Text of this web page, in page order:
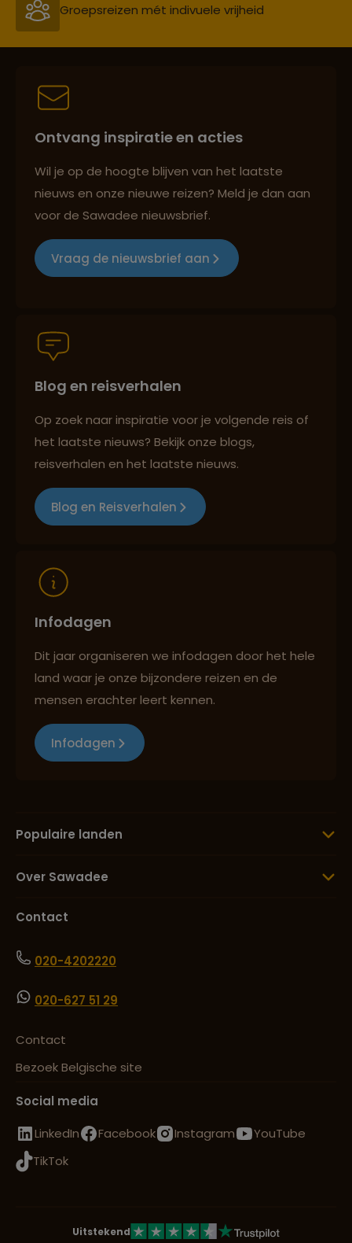
Persoonlijk en deskundig reisadvies
Best beoordeelde reisroutes
Groepsreizen mét indivuele vrijheid
Best beoordeelde reisroutes
Reizen met oog voor mens, cultuur en milieu
Ontvang inspiratie en acties
Wil je op de hoogte blijven van het laatste
nieuws en onze nieuwe reizen? Meld je dan aan
voor de Sawadee nieuwsbrief.
Vraag de nieuwsbrief aan
Blog en reisverhalen
Op zoek naar inspiratie voor je volgende reis of
het laatste nieuws? Bekijk onze blogs,
reisverhalen en het laatste nieuws.
Blog en Reisverhalen
Infodagen
Dit jaar organiseren we infodagen door het hele
land waar je onze bijzondere reizen en de
mensen erachter leert kennen.
Infodagen
Populaire landen
Over Sawadee
Contact
020-4202220
020-627 51 29
Contact
Bezoek Belgische site
Social media
LinkedIn
Facebook Instagram
YouTube
TikTok
Uitstekend